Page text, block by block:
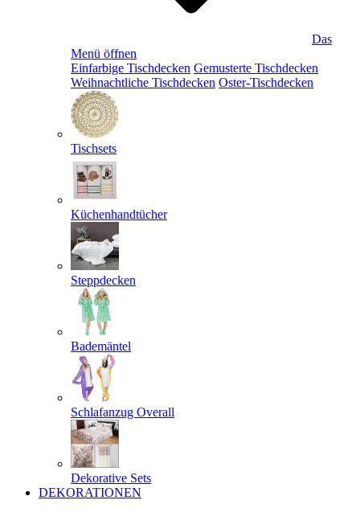
Das
Menü öffnen
Einfarbige Tischdecken Gemusterte Tischdecken
Weihnachtliche Tischdecken Oster-Tischdecken
Tischsets
Küchenhandtücher
Steppdecken
Bademäntel
Schlafanzug Overall
Dekorative Sets
DEKORATIONEN